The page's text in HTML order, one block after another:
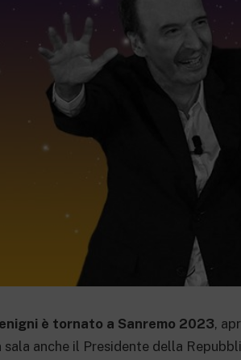
è tornato a Sanremo 2023,
sala anche il Presidente della